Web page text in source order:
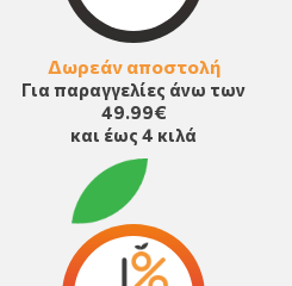
Δωρεάν αποστολή
Για παραγγελίες άνω των
49.99€
και έως 4 κιλά